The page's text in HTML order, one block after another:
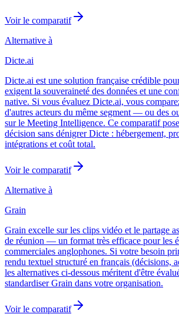
Voir le comparatif
Alternative à
Dicte.ai
Dicte.ai est une solution française crédible
exigent la souveraineté des données et une
native. Si vous évaluez Dicte.ai, vous
d'autres acteurs du même segment — ou des
sur le Meeting Intelligence. Ce comparatif
décision sans dénigrer Dicte : hébergement,
intégrations et coût total.
Voir le comparatif
Alternative à
Grain
Grain excelle sur les clips vidéo et le partage
de réunion — un format très efficace pour les
commerciales anglophones. Si votre besoin
rendu textuel structuré en français (décisions,
les alternatives ci-dessous méritent d'être
standardiser Grain dans votre organisation.
Voir le comparatif